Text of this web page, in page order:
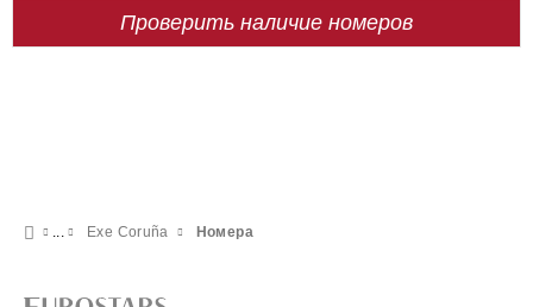
Проверить наличие номеров
Exe Coruña Номера